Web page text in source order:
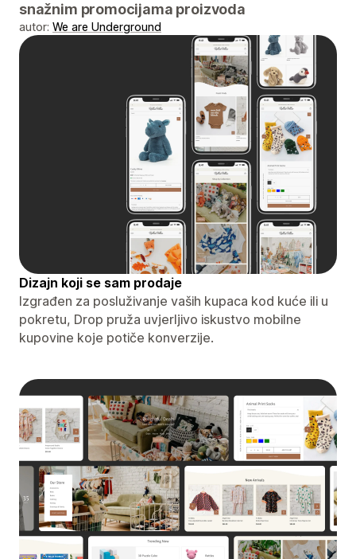
snažnim promocijama proizvoda
autor: We are Underground
Dizajn koji se sam prodaje
Izgrađen za posluživanje vaših kupaca kod kuće ili u
pokretu, Drop pruža uvjerljivo iskustvo mobilne
kupovine koje potiče konverzije.